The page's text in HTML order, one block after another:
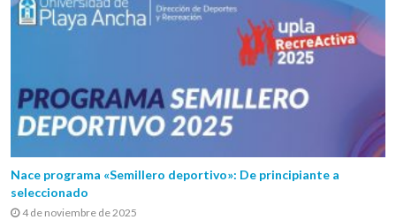
Nace programa «Semillero deportivo»: De principiante a
seleccionado
4 de noviembre de 2025